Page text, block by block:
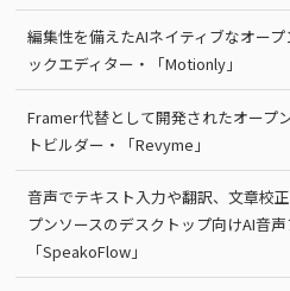
編集性を備えたAIネイティブなオー
ックエディター・「Motionly」
Framer代替として開発されたオープ
トビルダー・「Revyme」
音声でテキスト入力や翻訳、文章校
プンソースのデスクトップ向けAI音声
「SpeakoFlow」